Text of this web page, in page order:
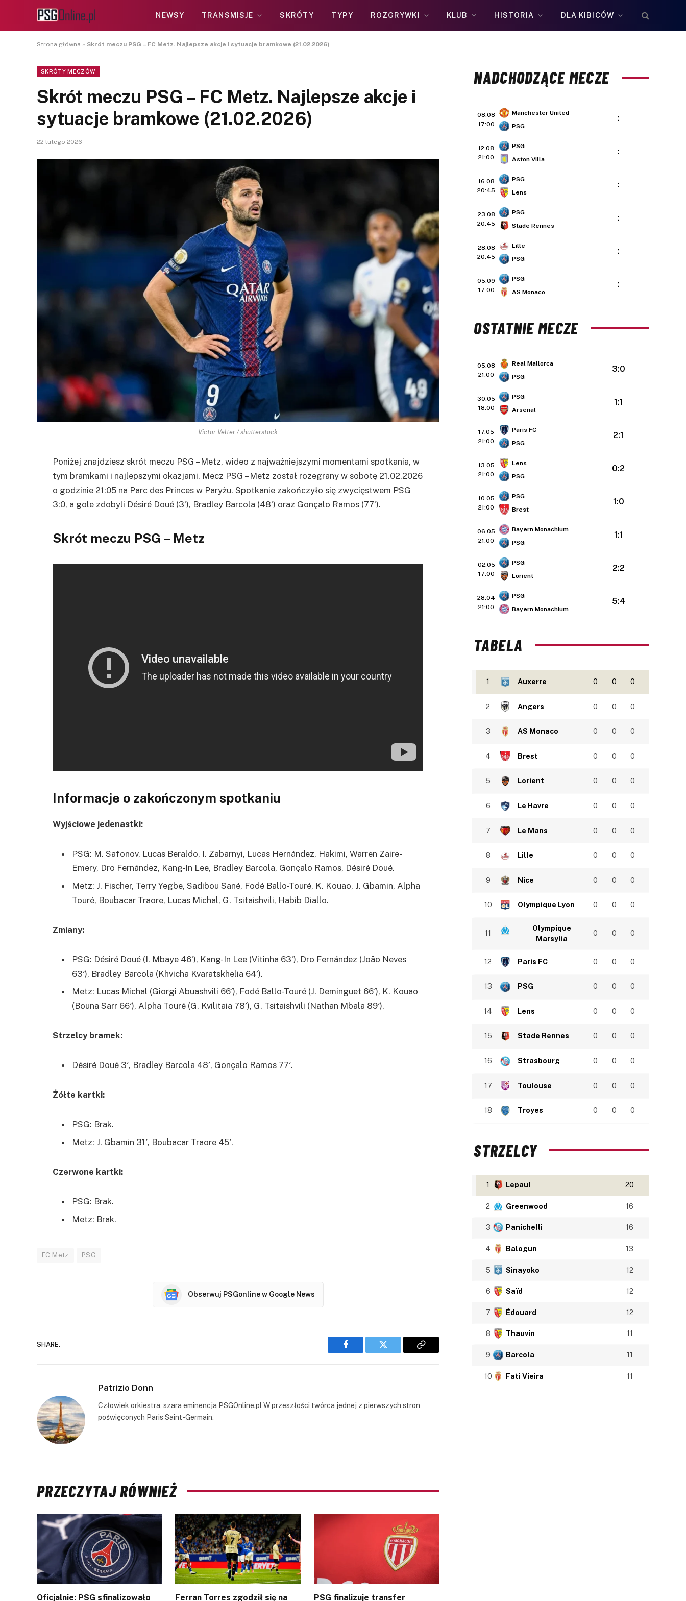
NEWSY TRANSMISJE SKRÓTY TYPY ROZGRYWKI KLUB HISTORIA DLA KIBICÓW
Strona główna » Skrót meczu PSG – FC Metz. Najlepsze akcje i sytuacje bramkowe (21.02.2026)
SKRÓTY MECZÓW
Skrót meczu PSG – FC Metz. Najlepsze akcje i
sytuacje bramkowe (21.02.2026)
22 lutego 2026
Victor Velter / shutterstock
Poniżej znajdziesz skrót meczu PSG – Metz, wideo z najważniejszymi momentami spotkania, w
tym bramkami i najlepszymi okazjami. Mecz PSG – Metz został rozegrany w sobotę 21.02.2026
o godzinie 21:05 na Parc des Princes w Paryżu. Spotkanie zakończyło się zwycięstwem PSG
3:0, a gole zdobyli Désiré Doué (3′), Bradley Barcola (48′) oraz Gonçalo Ramos (77′).
Skrót meczu PSG – Metz
Informacje o zakończonym spotkaniu
Wyjściowe jedenastki:
PSG: M. Safonov, Lucas Beraldo, I. Zabarnyi, Lucas Hernández, Hakimi, Warren Zaire-
Emery, Dro Fernández, Kang-In Lee, Bradley Barcola, Gonçalo Ramos, Désiré Doué.
Metz: J. Fischer, Terry Yegbe, Sadibou Sané, Fodé Ballo-Touré, K. Kouao, J. Gbamin, Alpha
Touré, Boubacar Traore, Lucas Michal, G. Tsitaishvili, Habib Diallo.
Zmiany:
PSG: Désiré Doué (I. Mbaye 46′), Kang-In Lee (Vitinha 63′), Dro Fernández (João Neves
63′), Bradley Barcola (Khvicha Kvaratskhelia 64′).
Metz: Lucas Michal (Giorgi Abuashvili 66′), Fodé Ballo-Touré (J. Deminguet 66′), K. Kouao
(Bouna Sarr 66′), Alpha Touré (G. Kvilitaia 78′), G. Tsitaishvili (Nathan Mbala 89′).
Strzelcy bramek:
Désiré Doué 3′, Bradley Barcola 48′, Gonçalo Ramos 77′.
Żółte kartki:
PSG: Brak.
Metz: J. Gbamin 31′, Boubacar Traore 45′.
Czerwone kartki:
PSG: Brak.
Metz: Brak.
FC Metz PSG
Obserwuj PSGonline w Google News
SHARE.
Facebook Twitter
Copy
Patrizio Donn
Człowiek orkiestra, szara eminencja PSGOnline.pl W przeszłości twórca jednej z pierwszych stron
poświęconych Paris Saint-Germain.
PRZECZYTAJ RÓWNIEŻ
Oficjalnie: PSG sfinalizowało
Ferran Torres zgodził się na
PSG finalizuje transfer
NADCHODZĄCE MECZE
08.08
17:00
Manchester United
PSG
:
12.08
21:00
PSG
Aston Villa
:
16.08
20:45
PSG
Lens
:
23.08
20:45
PSG
Stade Rennes
:
28.08
20:45
Lille
PSG
:
05.09
17:00
PSG
AS Monaco
:
OSTATNIE MECZE
05.08
21:00
Real Mallorca
PSG
3:0
30.05
18:00
PSG
Arsenal
1:1
17.05
21:00
Paris FC
PSG
2:1
13.05
21:00
Lens
PSG
0:2
10.05
21:00
PSG
Brest
1:0
06.05
21:00
Bayern Monachium
PSG
1:1
02.05
17:00
PSG
Lorient
2:2
28.04
21:00
PSG
Bayern Monachium
5:4
TABELA
1 Auxerre 0 0 0
2 Angers 0 0 0
3 AS Monaco 0 0 0
4 Brest 0 0 0
5 Lorient 0 0 0
6 Le Havre 0 0 0
7 Le Mans 0 0 0
8 Lille 0 0 0
9 Nice 0 0 0
10 Olympique Lyon 0 0 0
11
Olympique
Marsylia
0 0 0
12 Paris FC 0 0 0
13 PSG 0 0 0
14 Lens 0 0 0
15 Stade Rennes 0 0 0
16 Strasbourg 0 0 0
17 Toulouse 0 0 0
18 Troyes 0 0 0
STRZELCY
1 Lepaul 20
2 Greenwood 16
3 Panichelli 16
4 Balogun 13
5 Sinayoko 12
6 Saïd 12
7 Édouard 12
8 Thauvin 11
9 Barcola 11
10 Fati Vieira 11